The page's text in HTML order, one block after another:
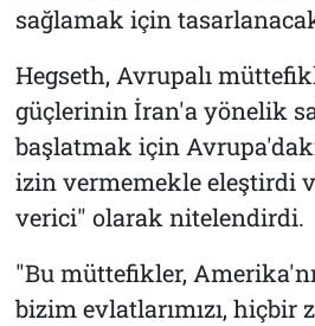
sağlamak için
Hegseth, Avrupalı
güçlerinin İran'a yönelik
başlatmak için
izin vermemekle eleştirdi
verici" olarak nitelendirdi.
"Bu müttefikler,
bizim evlatlarımızı, hiçbir